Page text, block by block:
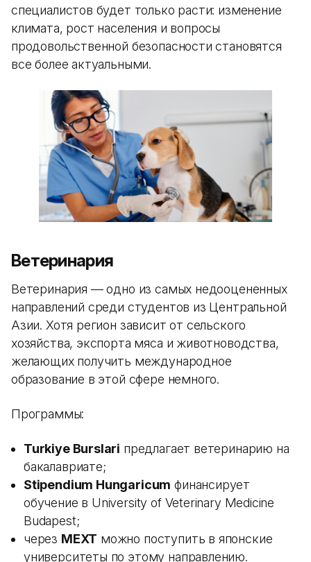
специалистов будет только расти: изменение
климата, рост населения и вопросы
продовольственной безопасности становятся
все более актуальными.
Ветеринария
Ветеринария — одно из самых недооцененных
направлений среди студентов из Центральной
Азии. Хотя регион зависит от сельского
хозяйства, экспорта мяса и животноводства,
желающих получить международное
образование в этой сфере немного.
Программы:
Turkiye Burslari предлагает ветеринарию на
бакалавриате;
Stipendium Hungaricum финансирует
обучение в University of Veterinary Medicine
Budapest;
через MEXT можно поступить в японские
университеты по этому направлению.